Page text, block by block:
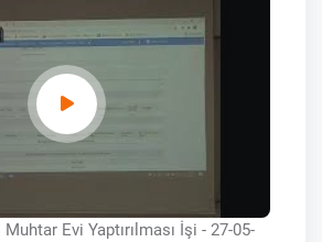
Evi Yaptırılması İşi - 27-05-